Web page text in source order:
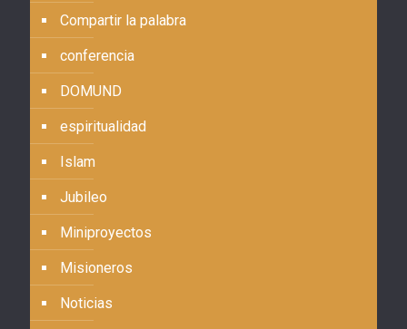
Compartir la palabra
conferencia
DOMUND
espiritualidad
Islam
Jubileo
Miniproyectos
Misioneros
Noticias